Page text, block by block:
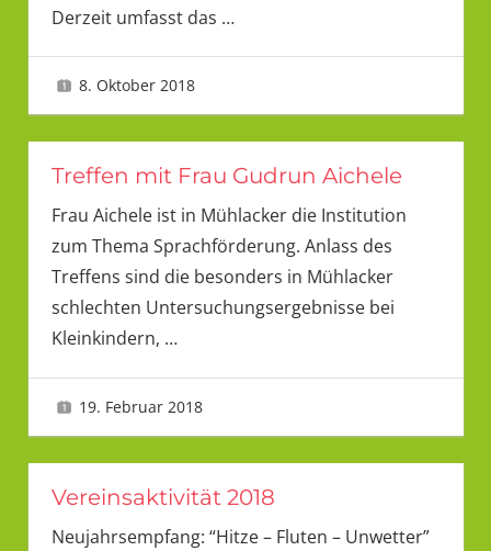
Derzeit umfasst das …
8. Oktober 2018
Treffen mit Frau Gudrun Aichele
Frau Aichele ist in Mühlacker die Institution
zum Thema Sprachförderung. Anlass des
Treffens sind die besonders in Mühlacker
schlechten Untersuchungsergebnisse bei
Kleinkindern, …
19. Februar 2018
Vereinsaktivität 2018
Neujahrsempfang: “Hitze – Fluten – Unwetter”